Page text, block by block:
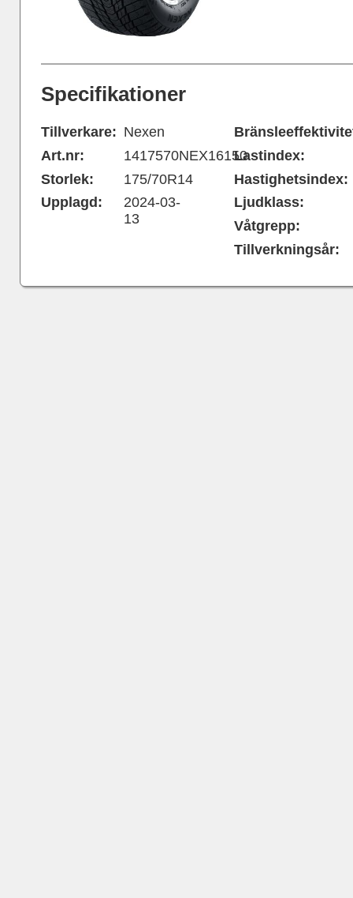
Specifikationer
Tillverkare:
Art.nr:
Storlek:
Upplagd:
Nexen
1417570NEX16150
175/70R14
2024-03-
13
Lastindex:
Hastighetsindex:
Ljudklass:
Våtgrepp:
Tillverkningsår: